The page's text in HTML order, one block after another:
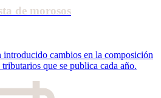
de morosos
introducido cambios en la composición
que se publica cada año.